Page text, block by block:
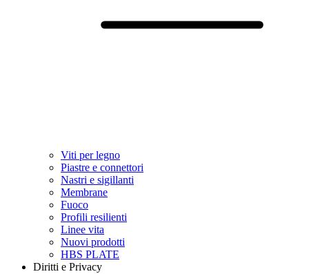
Viti per legno
Piastre e connettori
Nastri e sigillanti
Membrane
Fuoco
Profili resilienti
Linee vita
Nuovi prodotti
HBS PLATE
Diritti e Privacy